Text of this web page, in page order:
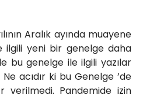
Aralık ayında muayene
ilgili yeni bir genelge daha
bu genelge ile ilgili yazılar
acıdır ki bu Genelge ’de
verilmedi. Pandemide izin